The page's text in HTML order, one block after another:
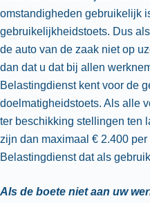
omstandigheden gebruikelijk
gebruikelijkheidstoets. Dus
de auto van de zaak niet op
dan dat u dat bij allen
Belastingdienst kent voor de
doelmatigheidstoets. Als alle
ter beschikking stellingen ten
zijn dan maximaal € 2.400
Belastingdienst dat als
Als de boete niet aan uw